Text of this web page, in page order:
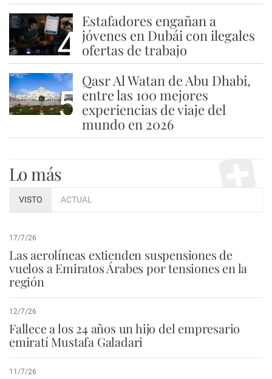
4
Estafadores engañan a
jóvenes en Dubái con ilegales
ofertas de trabajo
5
Qasr Al Watan de Abu Dhabi,
entre las 100 mejores
experiencias de viaje del
mundo en 2026
Lo más
VISTO ACTUAL
17/7/26
Las aerolíneas extienden suspensiones de
vuelos a Emiratos Árabes por tensiones en la
región
12/7/26
Fallece a los 24 años un hijo del empresario
emiratí Mustafa Galadari
11/7/26